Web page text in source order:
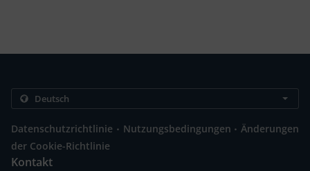
Datenschutzrichtlinie . Nutzungsbedingungen . Änderungen
der Cookie-Richtlinie
Kontakt